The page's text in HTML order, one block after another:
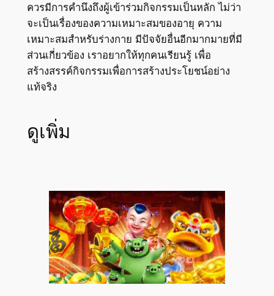
ควรมีการคำนึงถึงผู้เข้าร่วมกิจกรรมเป็นหลัก ไม่ว่า
จะเป็นเรื่องของความเหมาะสมของอายุ ความ
เหมาะสมสำหรับร่างกาย มีปัจจัยอื่นอีกมากมายที่มี
ส่วนเกี่ยวข้อง เราอยากให้ทุกคนเรียนรู้ เพื่อ
สร้างสรรค์กิจกรรมเพื่อการสร้างประโยชน์อย่าง
แท้จริง
ดูเพิ่ม